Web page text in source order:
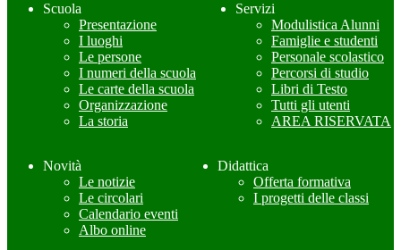
Scuola
Presentazione
I luoghi
Le persone
I numeri della scuola
Le carte della scuola
Organizzazione
La storia
Servizi
Modulistica Alunni
Famiglie e studenti
Personale scolastico
Percorsi di studio
Libri di Testo
Tutti gli utenti
AREA RISERVATA
Novità
Le notizie
Le circolari
Calendario eventi
Albo online
Didattica
Offerta formativa
I progetti delle classi